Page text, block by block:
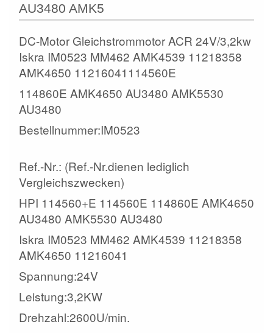
AU3480 AMK5
DC-Motor Gleichstrommotor ACR 24V/3,2kw
Iskra IM0523 MM462 AMK4539 11218358
AMK4650 11216041114560E
114860E AMK4650 AU3480 AMK5530
AU3480
Bestellnummer:IM0523
Ref.-Nr.: (Ref.-Nr.dienen lediglich
Vergleichszwecken)
HPI 114560+E 114560E 114860E AMK4650
AU3480 AMK5530 AU3480
Iskra IM0523 MM462 AMK4539 11218358
AMK4650 11216041
Spannung:24V
Leistung:3,2KW
Drehzahl:2600U/min.